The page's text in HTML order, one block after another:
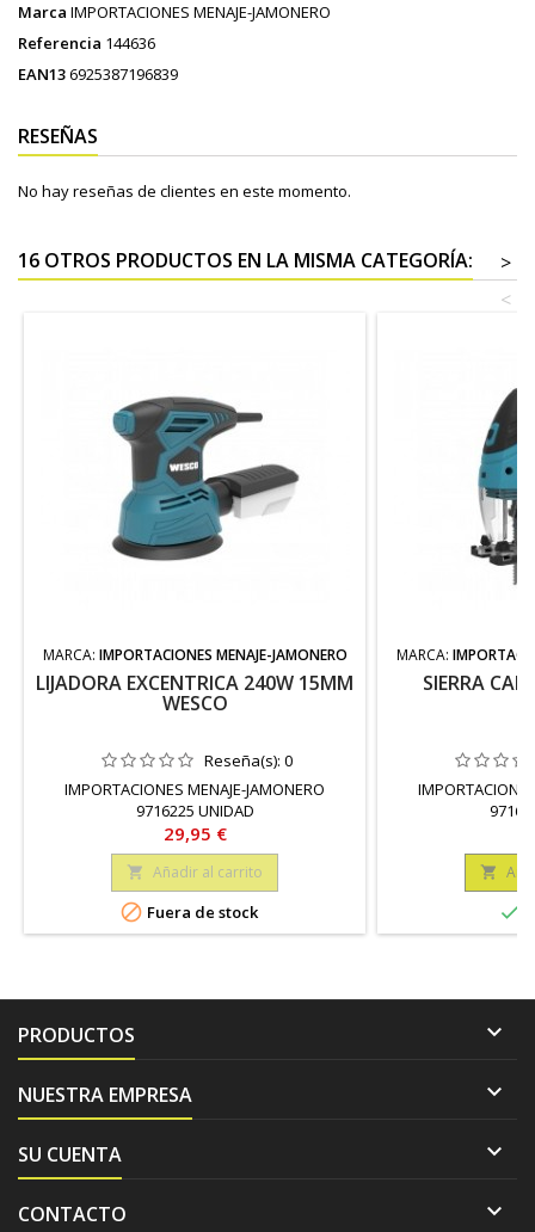
Marca IMPORTACIONES MENAJE-JAMONERO
Referencia 144636
EAN136925387196839
RESEÑAS
No hay reseñas de clientes en este momento.
16 OTROS PRODUCTOS EN LA MISMA CATEGORÍA:
>
<
MARCA: IMPORTACIONES MENAJE-JAMONERO
LIJADORA EXCENTRICA 240W 15MM
WESCO
Reseña(s): 0
IMPORTACIONES MENAJE-JAMONERO
9716225 UNIDAD
Precio
29,95 €
 Añadir al carrito
 Fuera de stock
MARCA:
SIERRA


PRODUCTOS 
NUESTRA EMPRESA 
SU CUENTA 
CONTACTO 